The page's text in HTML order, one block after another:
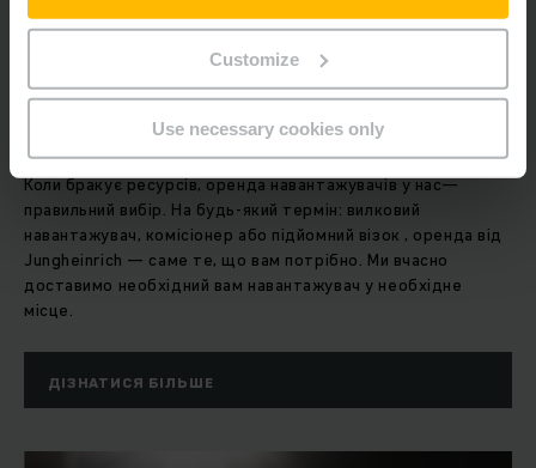
Customize
Use necessary cookies only
Оренда навантажувачів
Коли бракує ресурсів, оренда навантажувачів у нас—
правильний вибір. На будь-який термін: вилковий
навантажувач, комісіонер або підйомний візок , оренда від
Jungheinrich — саме те, що вам потрібно. Ми вчасно
доставимо необхідний вам навантажувач у необхідне
місце.
ДІЗНАТИСЯ БІЛЬШЕ